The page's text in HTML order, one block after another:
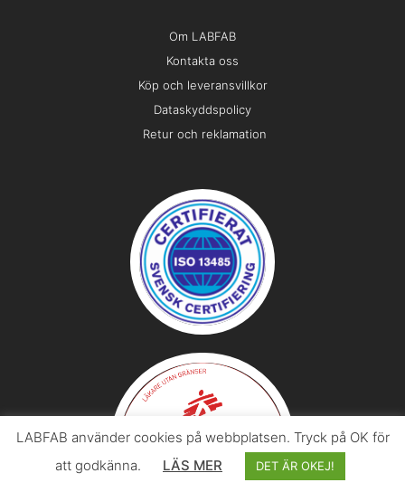
Om LABFAB
Kontakta oss
Köp och leveransvillkor
Dataskyddspolicy
Retur och reklamation
LABFAB använder cookies på webbplatsen. Tryck på OK för
att godkänna.
LÄS MER DET ÄR OKEJ!